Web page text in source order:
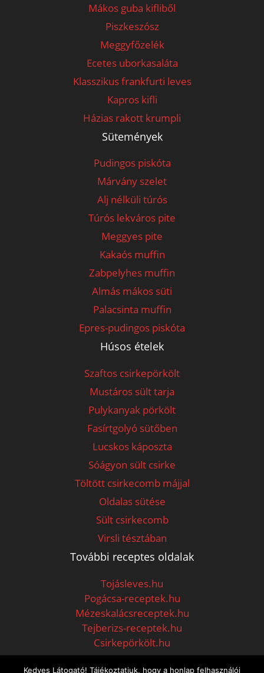
Mákos guba kifliből
Piszkeszósz
Meggyfőzelék
Ecetes uborkasaláta
Klasszikus frankfurti leves
Kapros kifli
Házias rakott krumpli
Sütemények
Pudingos piskóta
Márvány szelet
Alj nélküli túrós
Túrós lekváros pite
Meggyes pite
Kakaós muffin
Zabpelyhes muffin
Almás mákos süti
Palacsinta muffin
Epres-pudingos piskóta
Húsos ételek
Szaftos csirkepörkölt
Mustáros sült tarja
Pulykanyak pörkölt
Fasírtgolyó sütőben
Lucskos káposzta
Sóágyon sült csirke
Töltött csirkecomb májjal
Oldalas sütése
Sült csirkecomb
Virsli tésztában
További receptes oldalak
Tojásleves.hu
Pogácsa-receptek.hu
Mézeskalácsreceptek.hu
Tejberizs-receptek.hu
Csirkepörkölt.hu
Kedves Látogató! Tájékoztatjuk, hogy a honlap felhasználói